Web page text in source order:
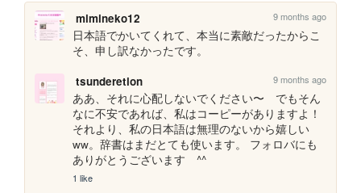
mimineko12 9 months ago
日本語でかいてくれて、本当に素敵だったからこ
そ、申し訳なかったです。
tsunderetion
9 months ago
ああ、それに心配しないでください〜　でもそん
なに不安であれば、私はコーピーがありますよ！
それより、私の日本語は無理のないから嬉しい
ww。辞書はまだとても使います。 フォロバにも
ありがとうございます　^^
1 like